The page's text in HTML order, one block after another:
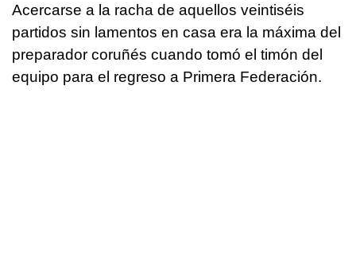
Acercarse a la racha de aquellos veintiséis
partidos sin lamentos en casa era la máxima del
preparador coruñés cuando tomó el timón del
equipo para el regreso a Primera Federación.